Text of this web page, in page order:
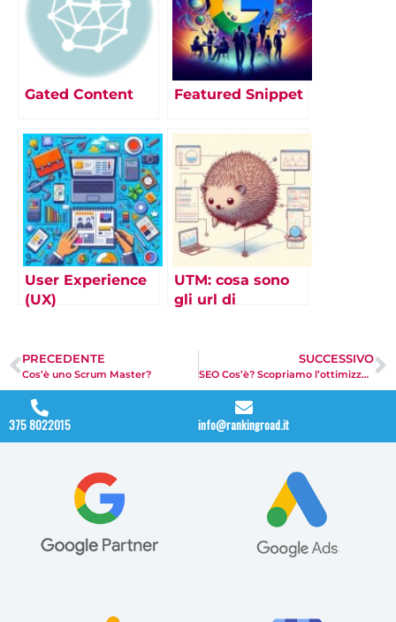
Gated Content Featured Snippet
User Experience
(UX)
UTM: cosa sono
gli url di
PRECEDENTE
Cos’è uno Scrum Master?
SUCCESSIVO
SEO Cos’è? Scopriamo l’ottimizzazione per motori di ricerca
375 8022015 info@rankingroad.it